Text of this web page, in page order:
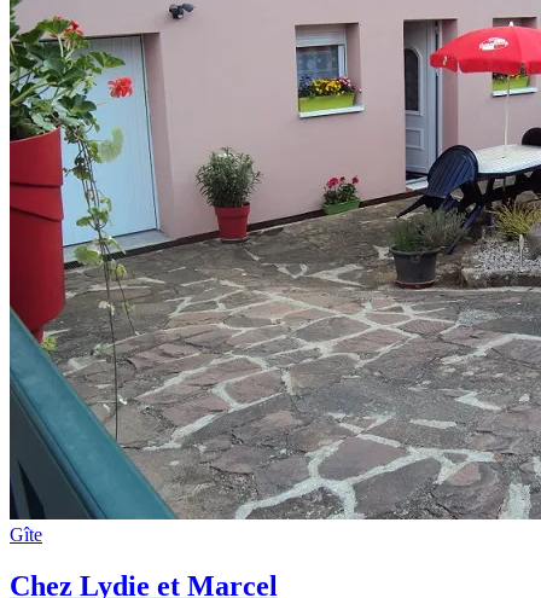
Gîte
Chez Lydie et Marcel